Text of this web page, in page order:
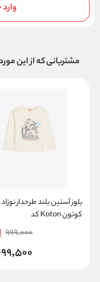
مشتریانی که از این
بلوز آستین بلند طرحدار
کوتون Koton کد
999,000